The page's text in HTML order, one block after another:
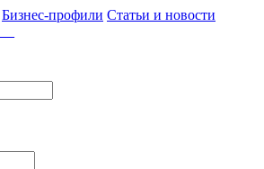
Бизнес-профили Статьи и новости